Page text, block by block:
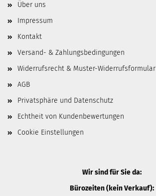
Über uns
Impressum
Kontakt
Versand- & Zahlungsbedingungen
Widerrufsrecht & Muster-Widerrufsformular
AGB
Privatsphäre und Datenschutz
Echtheit von Kundenbewertungen
Cookie Einstellungen
Wir sind für Sie da:
Bürozeiten (kein Verkauf):